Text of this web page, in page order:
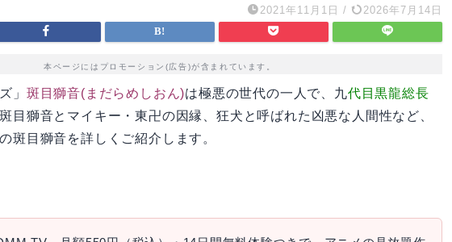
2021年11月1日 / 2026年7月14日
本ページにはプロモーション(広告)が含まれています。
」 斑目獅音(まだらめしおん)は極悪の世代の一人で、九代目黒龍総長
目獅音とマイキー・東卍の因縁、狂犬と呼ばれた凶悪な人間性など、
斑目獅音を詳しくご紹介します。